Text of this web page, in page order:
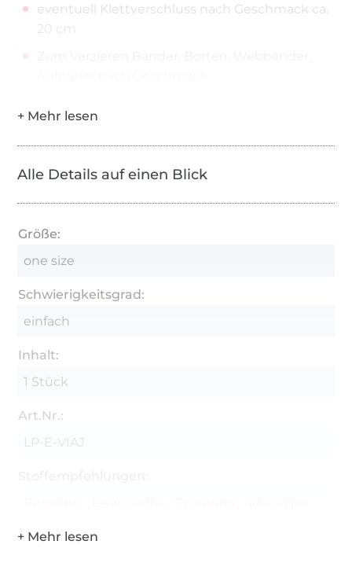
eventuell Klettverschluss nach Geschmack ca.
20 cm
Alle Details auf einen Blick
Größe:
one size
Schwierigkeitsgrad:
einfach
Inhalt:
1 Stück
Art.Nr.:
LP-E-VIAJ